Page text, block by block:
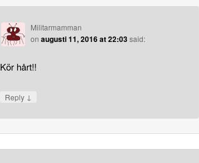
Militarmamman
on augusti 11, 2016 at 22:03 said:
Kör hårt!!
Reply ↓